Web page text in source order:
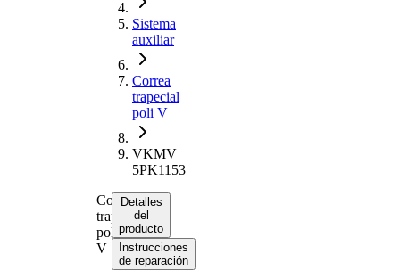
Sistema
auxiliar
Correa
trapecial
poli V
VKMV
5PK1153
Correa
trapecial
poli
V
Detalles
del
producto
Instrucciones
de reparación